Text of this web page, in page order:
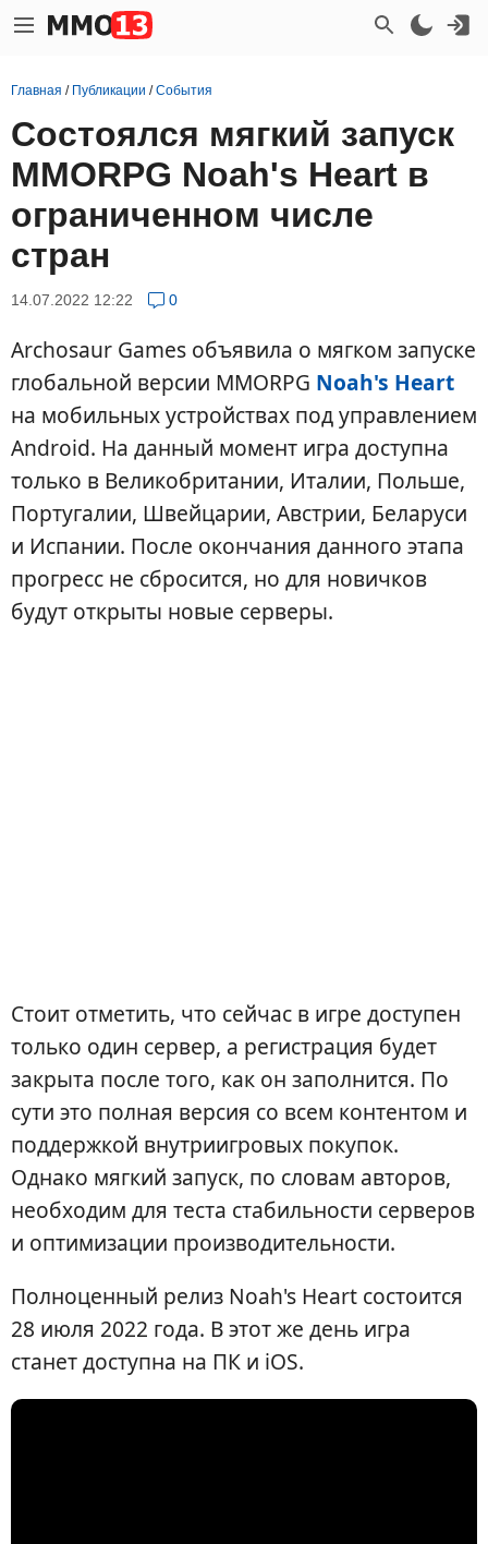
Главная / Публикации /События
Состоялся мягкий запуск
MMORPG Noah's Heart в
ограниченном числе
стран
14.07.2022 12:22 0
Archosaur Games объявила о мягком запуске
глобальной версии MMORPG Noah's Heart
на мобильных устройствах под управлением
Android. На данный момент игра доступна
только в Великобритании, Италии, Польше,
Португалии, Швейцарии, Австрии, Беларуси
и Испании. После окончания данного этапа
прогресс не сбросится, но для новичков
будут открыты новые серверы.
Стоит отметить, что сейчас в игре доступен
только один сервер, а регистрация будет
закрыта после того, как он заполнится. По
сути это полная версия со всем контентом и
поддержкой внутриигровых покупок.
Однако мягкий запуск, по словам авторов,
необходим для теста стабильности серверов
и оптимизации производительности.
Полноценный релиз Noah's Heart состоится
28 июля 2022 года. В этот же день игра
станет доступна на ПК и iOS.